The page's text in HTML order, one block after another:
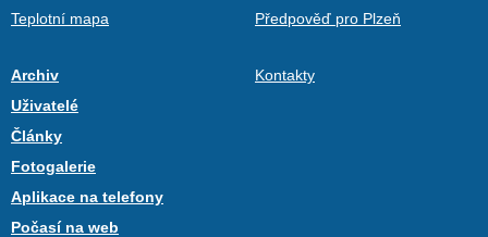
Teplotní mapa
Předpověď pro Plzeň
Archiv
Uživatelé
Články
Fotogalerie
Aplikace na telefony
Počasí na web
Kontakty